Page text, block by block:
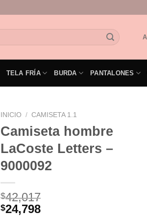
TELA FRÍA BURDA PANTALONES
INICIO / CAMISETA 1.1
Camiseta hombre
LaCoste Letters –
9000092
$42,017
$24,798